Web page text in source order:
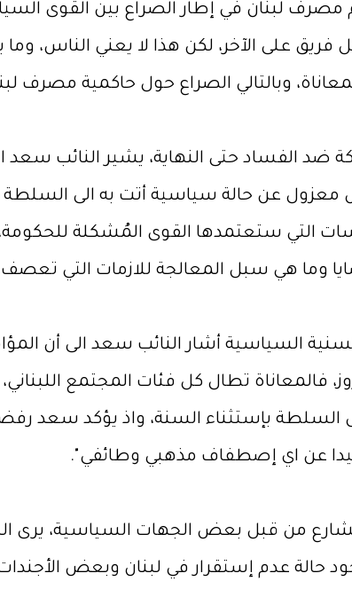
لبنان في إطار الصراع بين القوى
على الآخر، لكن هذا لا يعني الناس،
وبالتالي الصراع حول حاكمية مصرف
ضد الفساد حتى النهاية، يشير النائب
عن حالة سياسية أتت به الى
التي ستعتمدها القوى المُشكلة
هي سبل المعالجة للازمات التي تعصف
السياسية أشار النائب سعد الى أن
تطال كل فئات المجتمع
السلطة بإستثناء السنة، واذ يؤكد سعد
بعيدا عن اي إصطفاف مذهبي وطائفي".
من قبل بعض الجهات السياسية، يرى
حالة عدم إستقرار في لبنان وبعض